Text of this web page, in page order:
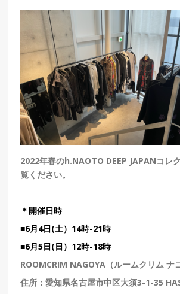
2022年春のh.NAOTO DEEP JAPANコレ
覧ください。
＊開催日時
■6月4日(土）14時-21時
■6月5日(日） 12時-18時
ROOMCRIM NAGOYA（ルームクリム ナ
住所：愛知県名古屋市中区大須3-1-35